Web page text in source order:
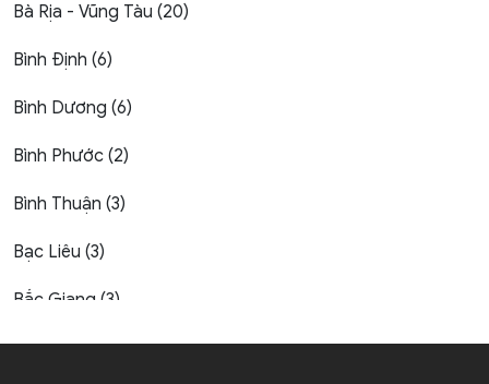
Bà Rịa - Vũng Tàu (20)
Bình Định (6)
Bình Dương (6)
Bình Phước (2)
Bình Thuận (3)
Bạc Liêu (3)
Bắc Giang (3)
Bắc Kạn (1)